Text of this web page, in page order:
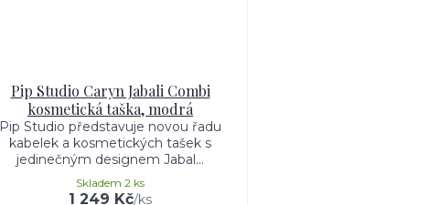
Pip Studio Caryn Jabali Combi
kosmetická taška, modrá
Pip Studio představuje novou řadu
kabelek a kosmetických tašek s
jedinečným designem Jabal...
1 249 Kč/ks
Skladem 2 ks